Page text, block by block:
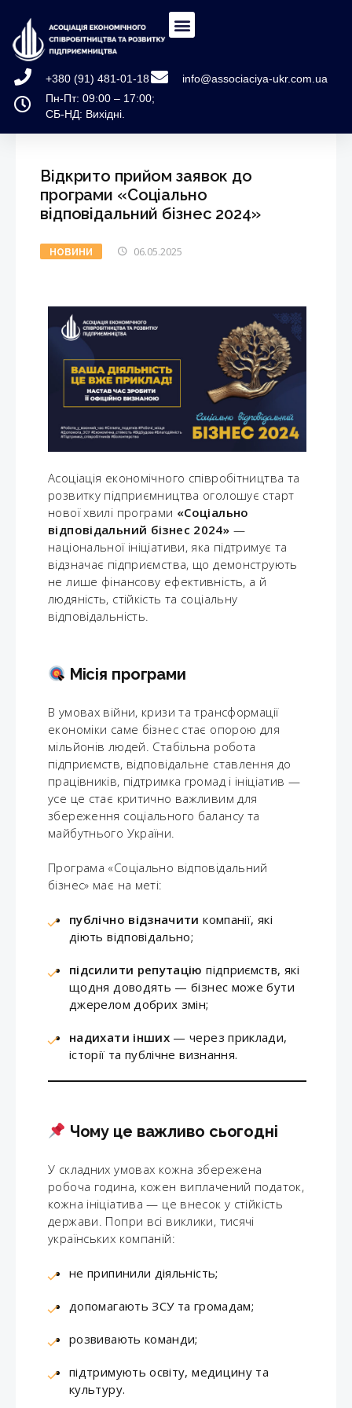
+380 (91) 481-01-18
info@associaciya-ukr.com.ua
Пн-Пт: 09:00 – 17:00;
СБ-НД: Вихідні.
Відкрито прийом заявок до
програми «Соціально
відповідальний бізнес 2024»
НОВИНИ 06.05.2025
Асоціація економічного співробітництва та
розвитку підприємництва оголошує старт
нової хвилі програми «Соціально
відповідальний бізнес 2024» —
національної ініціативи, яка підтримує та
відзначає підприємства, що демонструють
не лише фінансову ефективність, а й
людяність, стійкість та соціальну
відповідальність.
Місія програми
В умовах війни, кризи та трансформації
економіки саме бізнес стає опорою для
мільйонів людей. Стабільна робота
підприємств, відповідальне ставлення до
працівників, підтримка громад і ініціатив —
усе це стає критично важливим для
збереження соціального балансу та
майбутнього України.
Програма «Соціально відповідальний
бізнес» має на меті:
публічно відзначити компанії, які
діють відповідально;
підсилити репутацію підприємств, які
щодня доводять — бізнес може бути
джерелом добрих змін;
надихати інших — через приклади,
історії та публічне визнання.
Чому це важливо сьогодні
У складних умовах кожна збережена
робоча година, кожен виплачений податок,
кожна ініціатива — це внесок у стійкість
держави. Попри всі виклики, тисячі
українських компаній:
не припинили діяльність;
допомагають ЗСУ та громадам;
розвивають команди;
підтримують освіту, медицину та
культуру.